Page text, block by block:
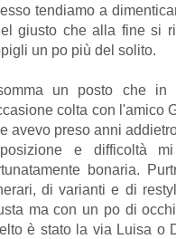
tendiamo a
giusto che alla fine si
un po più del solito.
un posto che
colta con l'amico
avevo preso anni
e difficoltà
bonaria.
di varianti e di
ma con un po di
è stato la via Luisa o